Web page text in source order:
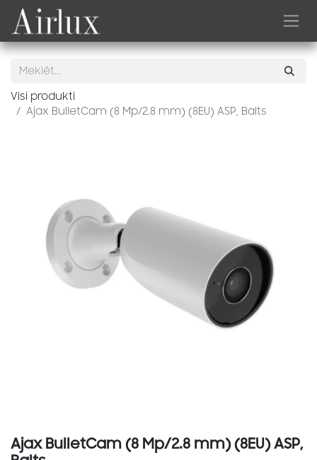
Skip to Content
Visi produkti
Ajax BulletCam (8 Mp/2.8 mm) (8EU) ASP, Balts
Ajax BulletCam (8 Mp/2.8 mm) (8EU) ASP,